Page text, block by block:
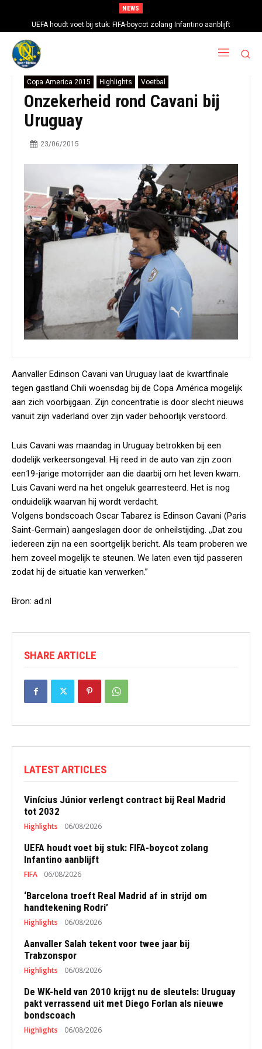
NEWS
UEFA houdt voet bij stuk: FIFA-boycot zolang Infantino aanblijft
Copa America 2015 Highlights Voetbal
Onzekerheid rond Cavani bij
Uruguay
23/06/2015
Aanvaller Edinson Cavani van Uruguay laat de kwartfinale
tegen gastland Chili woensdag bij de Copa América mogelijk
aan zich voorbijgaan. Zijn concentratie is door slecht nieuws
vanuit zijn vaderland over zijn vader behoorlijk verstoord.
Luis Cavani was maandag in Uruguay betrokken bij een
dodelijk verkeersongeval. Hij reed in de auto van zijn zoon
een19-jarige motorrijder aan die daarbij om het leven kwam.
Luis Cavani werd na het ongeluk gearresteerd. Het is nog
onduidelijk waarvan hij wordt verdacht.
Volgens bondscoach Oscar Tabarez is Edinson Cavani (Paris
Saint-Germain) aangeslagen door de onheilstijding. ,,Dat zou
iedereen zijn na een soortgelijk bericht. Als team proberen we
hem zoveel mogelijk te steunen. We laten even tijd passeren
zodat hij de situatie kan verwerken.”
Bron: ad.nl
SHARE ARTICLE
LATEST ARTICLES
Vinícius Júnior verlengt contract bij Real Madrid
tot 2032
Highlights 06/08/2026
UEFA houdt voet bij stuk: FIFA-boycot zolang
Infantino aanblijft
FIFA 06/08/2026
‘Barcelona troeft Real Madrid af in strijd om
handtekening Rodri’
Highlights 06/08/2026
Aanvaller Salah tekent voor twee jaar bij
Trabzonspor
Highlights 06/08/2026
De WK-held van 2010 krijgt nu de sleutels: Uruguay
pakt verrassend uit met Diego Forlan als nieuwe
bondscoach
Highlights 06/08/2026